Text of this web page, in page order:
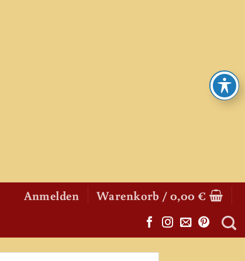
Anmelden Warenkorb /0,00€